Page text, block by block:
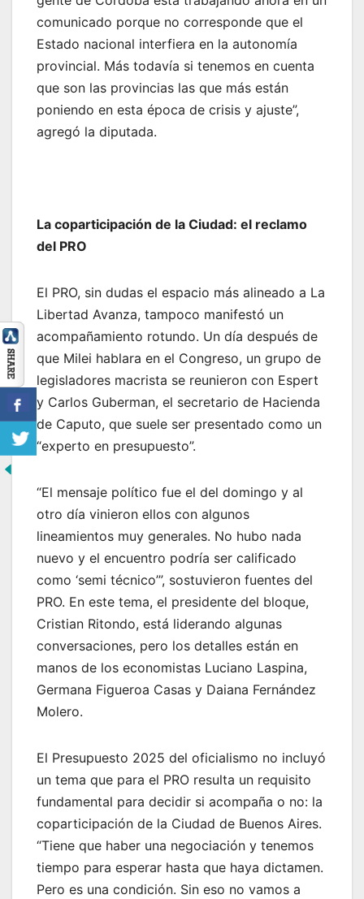
comunicado porque no corresponde que el
Estado nacional interfiera en la autonomía
provincial. Más todavía si tenemos en cuenta
que son las provincias las que más están
poniendo en esta época de crisis y ajuste”,
agregó la diputada.
La coparticipación de la Ciudad: el reclamo
del PRO
El PRO, sin dudas el espacio más alineado a La
Libertad Avanza, tampoco manifestó un
acompañamiento rotundo. Un día después de
que Milei hablara en el Congreso, un grupo de
legisladores macrista se reunieron con Espert
y Carlos Guberman, el secretario de Hacienda
de Caputo, que suele ser presentado como un
“experto en presupuesto”.
“El mensaje político fue el del domingo y al
otro día vinieron ellos con algunos
lineamientos muy generales. No hubo nada
nuevo y el encuentro podría ser calificado
como ‘semi técnico’”, sostuvieron fuentes del
PRO. En este tema, el presidente del bloque,
Cristian Ritondo, está liderando algunas
conversaciones, pero los detalles están en
manos de los economistas Luciano Laspina,
Germana Figueroa Casas y Daiana Fernández
Molero.
El Presupuesto 2025 del oficialismo no incluyó
un tema que para el PRO resulta un requisito
fundamental para decidir si acompaña o no: la
coparticipación de la Ciudad de Buenos Aires.
“Tiene que haber una negociación y tenemos
tiempo para esperar hasta que haya dictamen.
Pero es una condición. Sin eso no vamos a